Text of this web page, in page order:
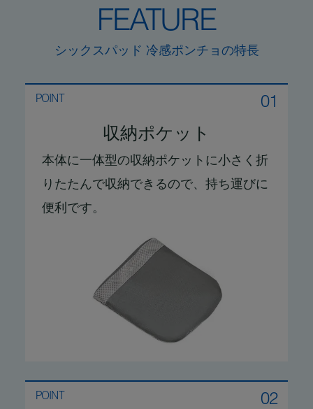
FEATURE
シックスパッド 冷感ポンチョの特長
POINT 01
収納ポケット
本体に一体型の収納ポケットに小さく折
りたたんで収納できるので、持ち運びに
便利です。
POINT 02